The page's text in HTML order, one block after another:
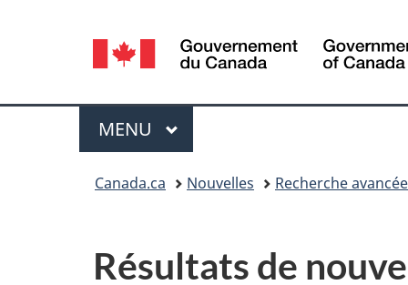
Sélection
de
la
langue
Menu
MENU PRINCIPAL
Canada.ca Nouvelles Recherche
Résultats de